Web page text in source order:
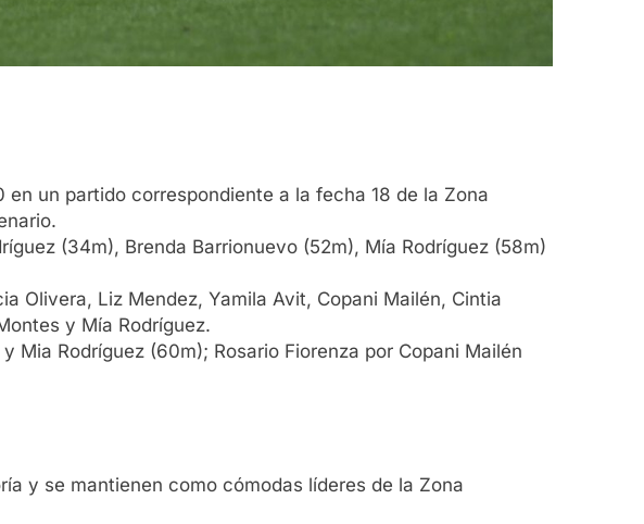
un partido correspondiente a la fecha 18 de la Zona
(34m), Brenda Barrionuevo (52m), Mía Rodríguez (58m)
Olivera, Liz Mendez, Yamila Avit, Copani Mailén, Cintia
y Mía Rodríguez.
Rodríguez (60m); Rosario Fiorenza por Copani Mailén
y se mantienen como cómodas líderes de la Zona